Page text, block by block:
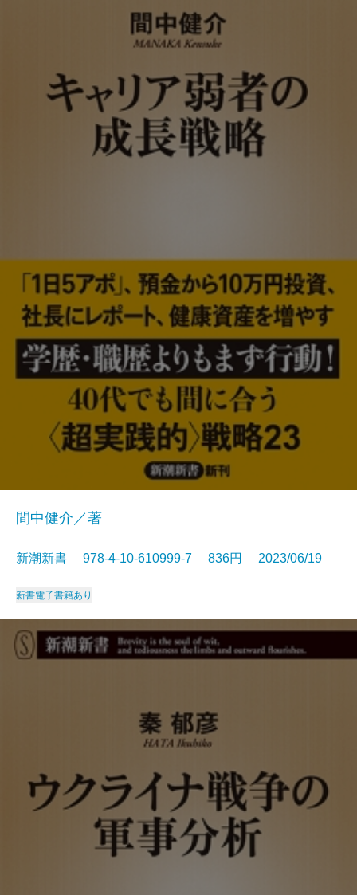
間中健介／著
新潮新書 978-4-10-610999-7 836円 2023/06/19
新書電子書籍あり